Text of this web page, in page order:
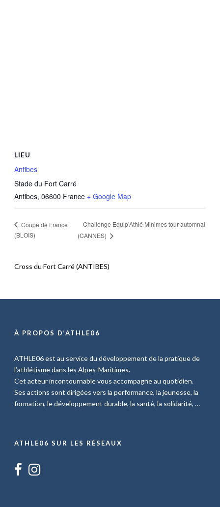
LIEU
Antibes
Stade du Fort Carré
Antibes, 06600 France + Google Map
Coupe de France
(BLOIS)
Challenge Equip’Athlé Minimes tour automnal
(CANNES)
Cross du Fort Carré (ANTIBES)
À PROPOS D’ATHLE06
ATHLE06 est au service du développement de la pratique de
l’athlétisme dans les Alpes-Maritimes.
Cet acteur incontournable vous accompagne au quotidien.
Ses actions sont dirigées vers la performance, la jeunesse, la
formation, le développement durable, la santé, la solidarité, …
ATHLE06 SUR LES RÉSEAUX